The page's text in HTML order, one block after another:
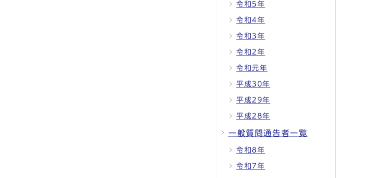
令和5年
令和4年
令和3年
令和2年
令和元年
平成30年
平成29年
平成28年
一般質問通告者一覧
令和8年
令和7年